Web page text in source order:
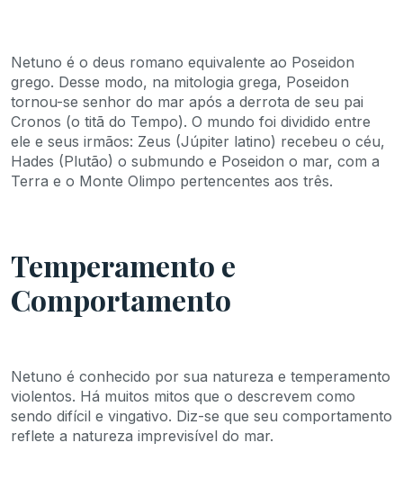
Netuno é o deus romano equivalente ao Poseidon
grego. Desse modo, na mitologia grega, Poseidon
tornou-se senhor do mar após a derrota de seu pai
Cronos (o titã do Tempo). O mundo foi dividido entre
ele e seus irmãos: Zeus (Júpiter latino) recebeu o céu,
Hades (Plutão) o submundo e Poseidon o mar, com a
Terra e o Monte Olimpo pertencentes aos três.
Temperamento e
Comportamento
Netuno é conhecido por sua natureza e temperamento
violentos. Há muitos mitos que o descrevem como
sendo difícil e vingativo. Diz-se que seu comportamento
reflete a natureza imprevisível do mar.